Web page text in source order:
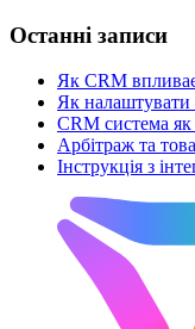
Останні записи
Як CRM
Як налаштувати
CRM система як
Арбітраж та
Інструкція з